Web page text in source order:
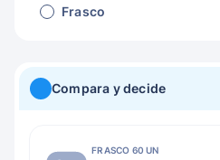
Frasco
Compara y decide
FRASCO 60 UN